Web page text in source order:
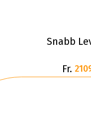
Snabb
Fr.